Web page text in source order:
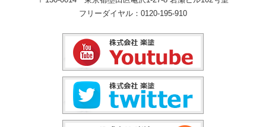
フリーダイヤル：0120-195-910